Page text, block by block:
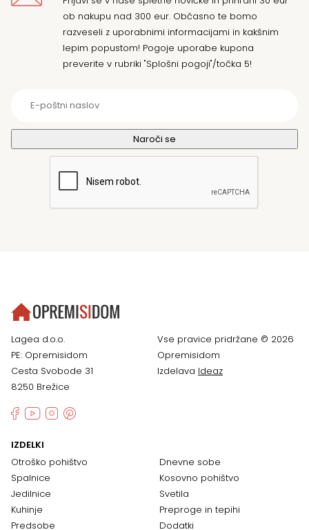
ob nakupu nad 300 eur. Občasno te bomo
razveseli z uporabnimi informacijami in kakšnim
lepim popustom! Pogoje uporabe kupona
preverite v rubriki "Splošni pogoji"/točka 5!
Lagea d.o.o.
PE: Opremisidom
Cesta Svobode 31
8250 Brežice
Vse pravice pridržane © 2026
Opremisidom
Izdelava Ideaz
IZDELKI
Otroško pohištvo
Spalnice
Jedilnice
Kuhinje
Predsobe
Dnevne sobe
Kosovno pohištvo
Svetila
Preproge in tepihi
Dodatki